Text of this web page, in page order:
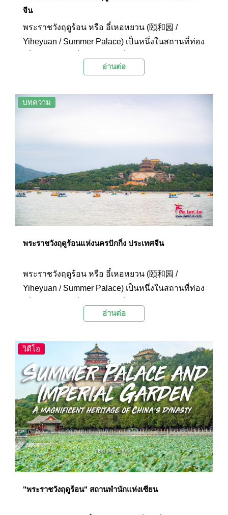
จีน
พระราชวังฤดูร้อน หรือ อี๋เหอหยวน (颐和园 /
Yiheyuan / Summer Palace) เป็นหนึ่งในสถานที่ท่อง
เที่ยวที่เยือนเมืองปักกิ่ง เมืองหลวงของประเทศจีน
อ่านต่อ
บทความ
พระราชวังฤดูร้อนแห่งนครปักกิ่ง ประเทศจีน
พระราชวังฤดูร้อน หรือ อี๋เหอหยวน (颐和园 /
Yiheyuan / Summer Palace) เป็นหนึ่งในสถานที่ท่อง
เที่ยวที่เยือนเมืองปักกิ่ง เมืองหลวงของประเทศจีน
อ่านต่อ
วิดีโอ
"พระราชวังฤดูร้อน" สถานพำนักแห่งเซียน